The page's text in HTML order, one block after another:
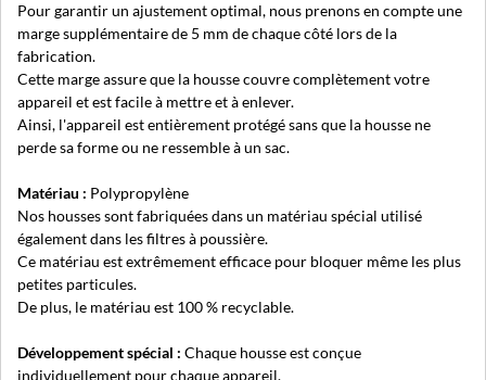
Pour garantir un ajustement optimal, nous prenons en compte une
marge supplémentaire de 5 mm de chaque côté lors de la
fabrication.
Cette marge assure que la housse couvre complètement votre
appareil et est facile à mettre et à enlever.
Ainsi, l'appareil est entièrement protégé sans que la housse ne
perde sa forme ou ne ressemble à un sac.
Matériau : Polypropylène
Nos housses sont fabriquées dans un matériau spécial utilisé
également dans les filtres à poussière.
Ce matériau est extrêmement efficace pour bloquer même les plus
petites particules.
De plus, le matériau est 100 % recyclable.
Développement spécial : Chaque housse est conçue
individuellement pour chaque appareil.